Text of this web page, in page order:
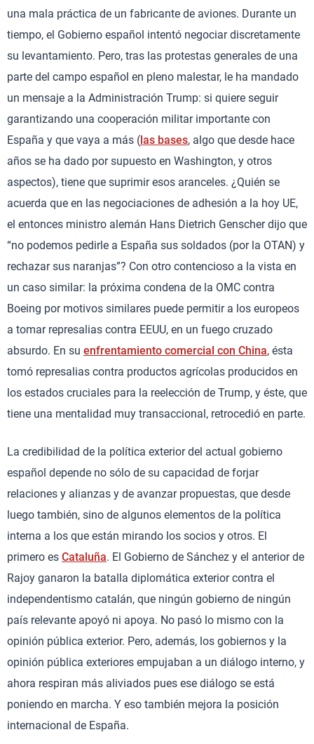
una mala práctica de un fabricante de aviones. Durante un
tiempo, el Gobierno español intentó negociar discretamente
su levantamiento. Pero, tras las protestas generales de una
parte del campo español en pleno malestar, le ha mandado
un mensaje a la Administración Trump: si quiere seguir
garantizando una cooperación militar importante con
España y que vaya a más (las bases, algo que desde hace
años se ha dado por supuesto en Washington, y otros
aspectos), tiene que suprimir esos aranceles. ¿Quién se
acuerda que en las negociaciones de adhesión a la hoy UE,
el entonces ministro alemán Hans Dietrich Genscher dijo que
“no podemos pedirle a España sus soldados (por la OTAN) y
rechazar sus naranjas”? Con otro contencioso a la vista en
un caso similar: la próxima condena de la OMC contra
Boeing por motivos similares puede permitir a los europeos
a tomar represalias contra EEUU, en un fuego cruzado
absurdo. En su enfrentamiento comercial con China, ésta
tomó represalias contra productos agrícolas producidos en
los estados cruciales para la reelección de Trump, y éste, que
tiene una mentalidad muy transaccional, retrocedió en parte.
La credibilidad de la política exterior del actual gobierno
español depende no sólo de su capacidad de forjar
relaciones y alianzas y de avanzar propuestas, que desde
luego también, sino de algunos elementos de la política
interna a los que están mirando los socios y otros. El
primero es Cataluña. El Gobierno de Sánchez y el anterior de
Rajoy ganaron la batalla diplomática exterior contra el
independentismo catalán, que ningún gobierno de ningún
país relevante apoyó ni apoya. No pasó lo mismo con la
opinión pública exterior. Pero, además, los gobiernos y la
opinión pública exteriores empujaban a un diálogo interno, y
ahora respiran más aliviados pues ese diálogo se está
poniendo en marcha. Y eso también mejora la posición
internacional de España.